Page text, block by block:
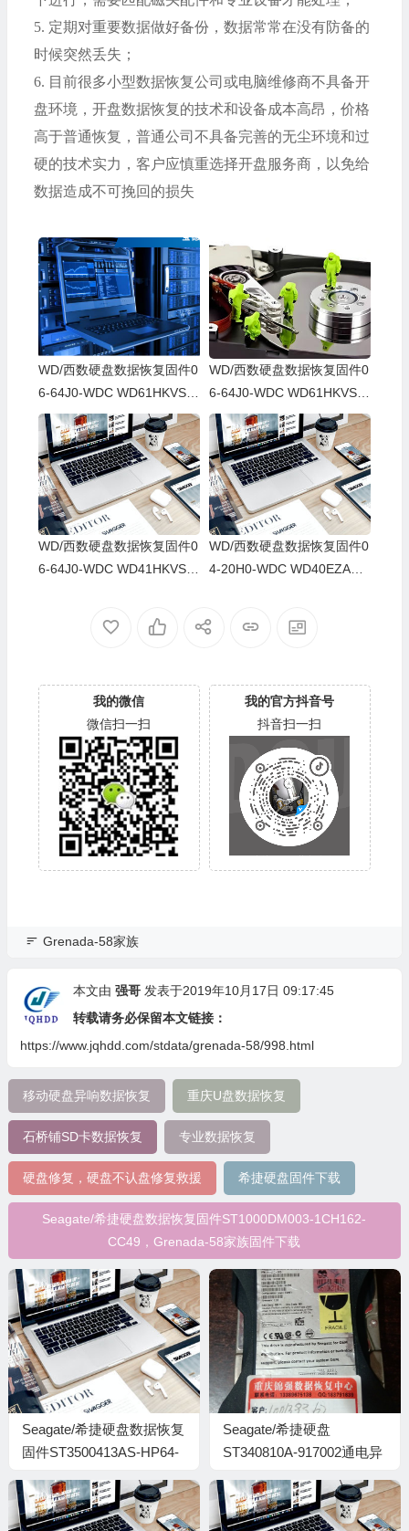
5. 定期对重要数据做好备份，数据常常在没有防备的
时候突然丢失；
6. 目前很多小型数据恢复公司或电脑维修商不具备开
盘环境，开盘数据恢复的技术和设备成本高昂，价格
高于普通恢复，普通公司不具备完善的无尘环境和过
硬的技术实力，客户应慎重选择开盘服务商，以免给
数据造成不可挽回的损失
WD/西数硬盘数据恢复固件0
6-64J0-WDC WD61HKVS-7
8AUSY0-80-00A80-WD-WX
52D71DH04K-00060064-27
00
WD/西数硬盘数据恢复固件0
6-64J0-WDC WD61HKVS-7
8AUSY0-80-00A80-WD-WX
22D2143CAS-00060064-27
00
WD/西数硬盘数据恢复固件0
6-64J0-WDC WD41HKVS-7
WD/西数硬盘数据恢复固件0
4-20H0-WDC WD40EZAZ-0
700
我的微信
微信扫一扫
我的官方抖音号
抖音扫一扫
Grenada-58家族
本文由 强哥 发表于2019年10月17日 09:17:45
转载请务必保留本文链接：
https://www.jqhdd.com/stdata/grenada-58/998.html
移动硬盘异响数据恢复 重庆U盘数据恢复
石桥铺SD卡数据恢复 专业数据恢复
硬盘修复，硬盘不认盘修复救援 希捷硬盘固件下载
Seagate/希捷硬盘数据恢复固件ST1000DM003-1CH162-
CC49，Grenada-58家族固件下载
Seagate/希捷硬盘数据恢复
固件ST3500413AS-HP64-
Seagate/希捷硬盘
ST340810A-917002通电异